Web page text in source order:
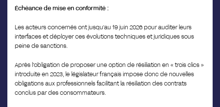
Échéance de mise en conformité :
Les acteurs concernés ont jusqu’au 19 juin 2026 pour auditer leurs
interfaces et déployer ces évolutions techniques et juridiques sous
peine de sanctions.
Après l’obligation de proposer une option de résiliation en « trois clics »
introduite en 2023, le législateur français impose donc de nouvelles
obligations aux professionnels facilitant la résiliation des contrats
conclus par des consommateurs.